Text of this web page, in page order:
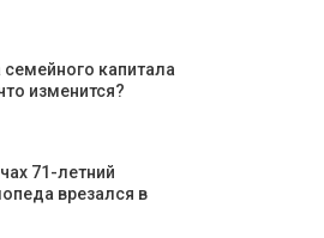
капитала
изменится?
71-летний
врезался в